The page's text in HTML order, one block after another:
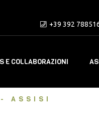
+39 392
E COLLABORAZIONI
ASSISI